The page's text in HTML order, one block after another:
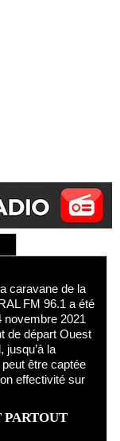
caravane de la
FM 96.1 a été
novembre 2021
de départ Ouest
jusqu’à la
être captée
effectivité sur